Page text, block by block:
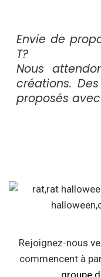
Envie de
T?
Nous
créations.
proposés
Rejoignez-nous
commencent à